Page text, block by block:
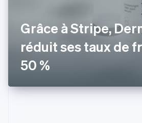
Grâce à Stripe,
réduit ses taux de
50 %
English
English
Inde
English
English